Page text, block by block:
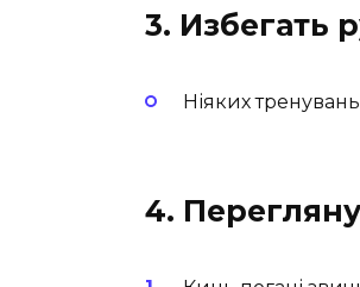
3. Избегать
Ніяких
4.